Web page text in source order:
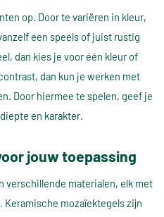
op. Door te variëren in kleur,
een speels of juist rustig
dan kies je voor één kleur of
dan kun je werken met
Door hiermee te spelen, geef je
en karakter.
jouw toepassing
verschillende materialen, elk met
mozaïektegels zijn